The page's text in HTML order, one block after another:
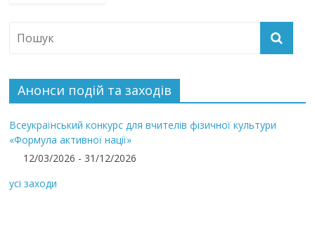
Анонси подій та заходів
Всеукраїнський конкурс для вчителів фізичної культури
«Формула активної нації»
12/03/2026 - 31/12/2026
усі заходи